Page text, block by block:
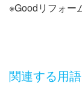
シ
ン
※Goodリフォー
関連する用語